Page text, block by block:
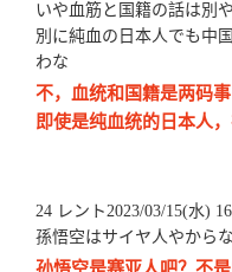
いや血筋と国籍の話は別
別に純血の日本人でも中
わな
不，血统和国籍是两码事
即使是纯血统的日本人
24 レント2023/03/15(水)
孫悟空はサイヤ人やから
孙悟空是赛亚人吧？不